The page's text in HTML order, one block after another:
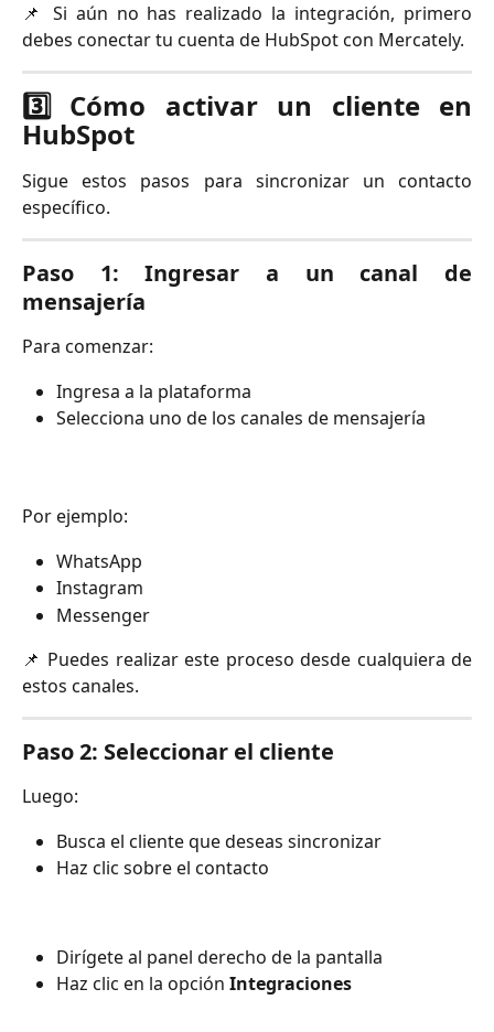
📌 Si aún no has realizado la integración, primero
debes conectar tu cuenta de HubSpot con Mercately.
3️⃣ Cómo activar un cliente en
HubSpot
Sigue estos pasos para sincronizar un contacto
específico.
Paso 1: Ingresar a un canal de
mensajería
Para comenzar:
Ingresa a la plataforma
Selecciona uno de los canales de mensajería
Por ejemplo:
WhatsApp
Instagram
Messenger
📌 Puedes realizar este proceso desde cualquiera de
estos canales.
Paso 2: Seleccionar el cliente
Luego:
Busca el cliente que deseas sincronizar
Haz clic sobre el contacto
Dirígete al panel derecho de la pantalla
Haz clic en la opción Integraciones